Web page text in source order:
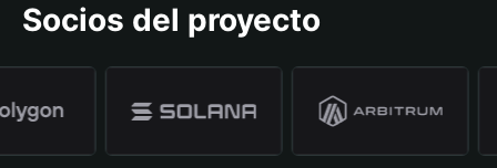
Socios del proyecto